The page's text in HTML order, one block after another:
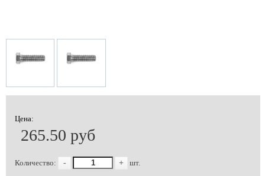
Цена:
265.50 руб
Количество: - + шт.